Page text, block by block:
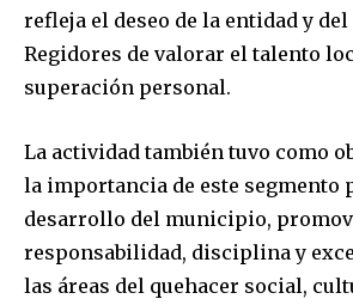
refleja el deseo de la entidad y del
Regidores de valorar el talento
superación personal.
La actividad también tuvo como
la importancia de este segmento
desarrollo del municipio,
responsabilidad, disciplina y
las áreas del quehacer social,